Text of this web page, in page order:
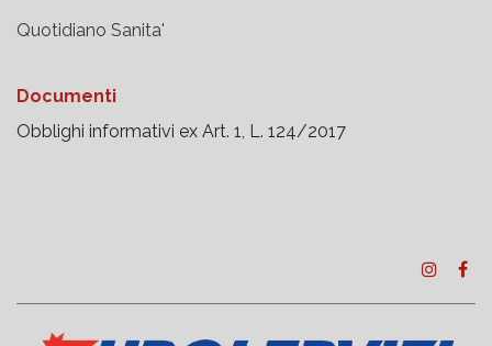
Quotidiano Sanita'
Documenti
Obblighi informativi ex Art. 1, L. 124/2017